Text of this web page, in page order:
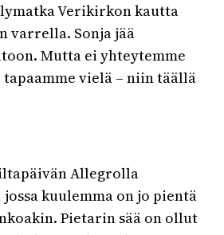
Verikirkon kautta
varrella. Sonja jää
Mutta ei yhteytemme
vielä – niin täällä
Allegrolla
kuulemma on jo pientä
Pietarin sää on ollut